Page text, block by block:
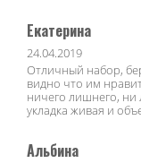
Екатерина
24.04.2019
Отличный набор,
видно что им
ничего лишнего, ни
укладка живая и
Альбина